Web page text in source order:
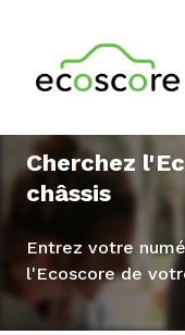
Cherchez
châssis
Entrez votre
l'Ecoscore de